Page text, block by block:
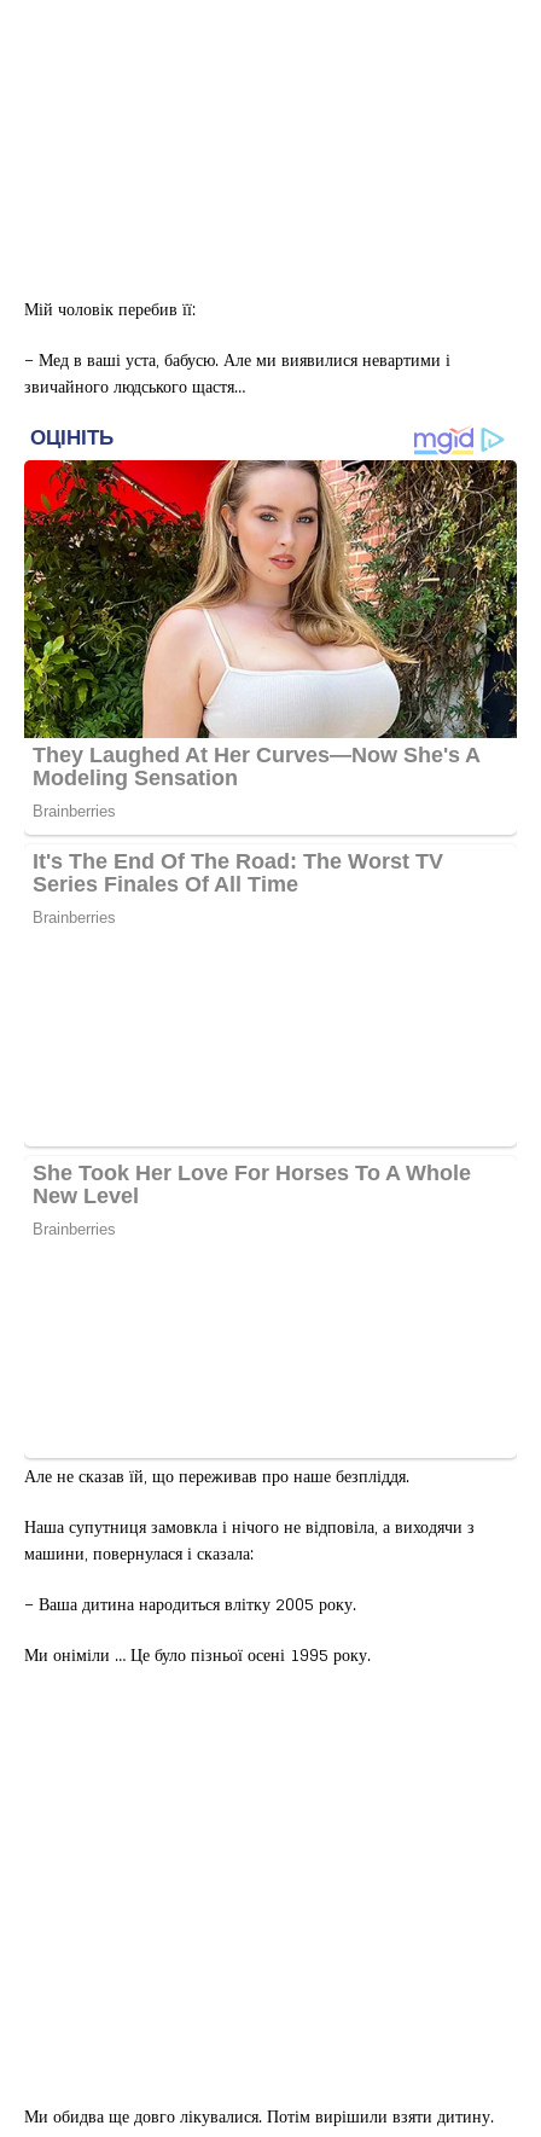
Мій чоловік перебив її:
– Мед в ваші уста, бабусю. Але ми виявилися невартими і
звичайного людського щастя…
Але не сказав їй, що переживав про наше безпліддя.
Наша супутниця замовкла і нічого не відповіла, а виходячи з
машини, повернулася і сказала:
– Ваша дитина народиться влітку 2005 року.
Ми оніміли … Це було пізньої осені 1995 року.
Ми обидва ще довго лікувалися. Потім вирішили взяти дитину.